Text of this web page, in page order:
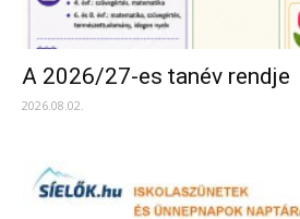
A 2026/27-es tanév rendje
2026.08.02.